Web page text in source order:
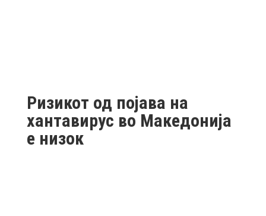
Ризикот од појава на
хантавирус во Македонија
е низок